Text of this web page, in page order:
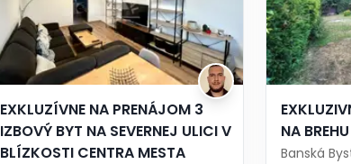
EXKLUZÍVNE NA PRENÁJOM 3
IZBOVÝ BYT NA SEVERNEJ ULICI V
BLÍZKOSTI CENTRA MESTA
NA
Banská